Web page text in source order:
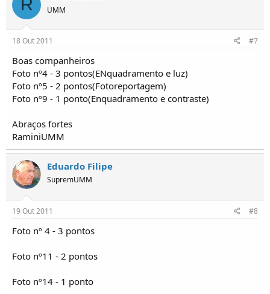
R UMM
18 Out 2011 #7
Boas companheiros
Foto nº4 - 3 pontos(ENquadramento e luz)
Foto nº5 - 2 pontos(Fotoreportagem)
Foto nº9 - 1 ponto(Enquadramento e contraste)
Abraços fortes
RaminiUMM
Eduardo Filipe
SupremUMM
19 Out 2011 #8
Foto nº 4 - 3 pontos
Foto nº11 - 2 pontos
Foto nº14 - 1 ponto